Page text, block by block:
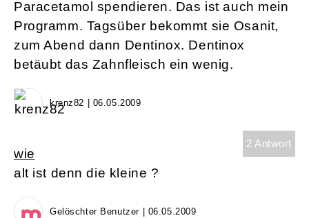
Paracetamol spendieren. Das ist auch mein
Programm. Tagsüber bekommt sie Osanit,
zum Abend dann Dentinox. Dentinox
betäubt das Zahnfleisch ein wenig.
krenz82 | 06.05.2009
2 Antwort
wie
alt ist denn die kleine ?
Gelöschter Benutzer | 06.05.2009